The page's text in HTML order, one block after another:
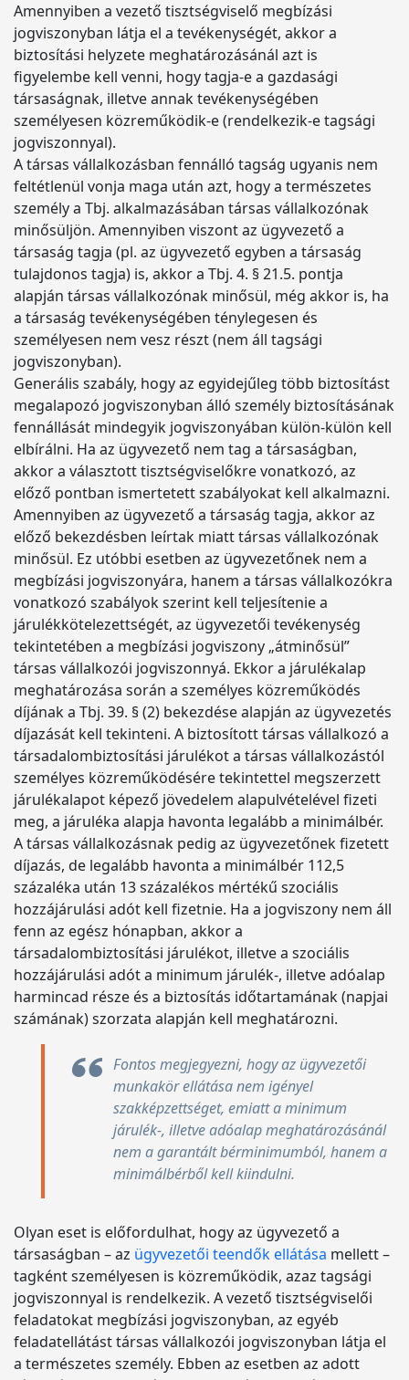
Amennyiben a vezető tisztségviselő megbízási
jogviszonyban látja el a tevékenységét, akkor a
biztosítási helyzete meghatározásánál azt is
figyelembe kell venni, hogy tagja-e a gazdasági
társaságnak, illetve annak tevékenységében
személyesen közreműködik-e (rendelkezik-e tagsági
jogviszonnyal).
A társas vállalkozásban fennálló tagság ugyanis nem
feltétlenül vonja maga után azt, hogy a természetes
személy a Tbj. alkalmazásában társas vállalkozónak
minősüljön. Amennyiben viszont az ügyvezető a
társaság tagja (pl. az ügyvezető egyben a társaság
tulajdonos tagja) is, akkor a Tbj. 4. § 21.5. pontja
alapján társas vállalkozónak minősül, még akkor is, ha
a társaság tevékenységében ténylegesen és
személyesen nem vesz részt (nem áll tagsági
jogviszonyban).
Generális szabály, hogy az egyidejűleg több biztosítást
megalapozó jogviszonyban álló személy biztosításának
fennállását mindegyik jogviszonyában külön-külön kell
elbírálni. Ha az ügyvezető nem tag a társaságban,
akkor a választott tisztségviselőkre vonatkozó, az
előző pontban ismertetett szabályokat kell alkalmazni.
Amennyiben az ügyvezető a társaság tagja, akkor az
előző bekezdésben leírtak miatt társas vállalkozónak
minősül. Ez utóbbi esetben az ügyvezetőnek nem a
megbízási jogviszonyára, hanem a társas vállalkozókra
vonatkozó szabályok szerint kell teljesítenie a
járulékkötelezettségét, az ügyvezetői tevékenység
tekintetében a megbízási jogviszony „átminősül”
társas vállalkozói jogviszonnyá. Ekkor a járulékalap
meghatározása során a személyes közreműködés
díjának a Tbj. 39. § (2) bekezdése alapján az ügyvezetés
díjazását kell tekinteni. A biztosított társas vállalkozó a
társadalombiztosítási járulékot a társas vállalkozástól
személyes közreműködésére tekintettel megszerzett
járulékalapot képező jövedelem alapulvételével fizeti
meg, a járuléka alapja havonta legalább a minimálbér.
A társas vállalkozásnak pedig az ügyvezetőnek fizetett
díjazás, de legalább havonta a minimálbér 112,5
százaléka után 13 százalékos mértékű szociális
hozzájárulási adót kell fizetnie. Ha a jogviszony nem áll
fenn az egész hónapban, akkor a
társadalombiztosítási járulékot, illetve a szociális
hozzájárulási adót a minimum járulék-, illetve adóalap
harmincad része és a biztosítás időtartamának (napjai
számának) szorzata alapján kell meghatározni.
Fontos megjegyezni, hogy az ügyvezetői
munkakör ellátása nem igényel
szakképzettséget, emiatt a minimum
járulék-, illetve adóalap meghatározásánál
nem a garantált bérminimumból, hanem a
minimálbérből kell kiindulni.
Olyan eset is előfordulhat, hogy az ügyvezető a
társaságban – az ügyvezetői teendők ellátása mellett –
tagként személyesen is közreműködik, azaz tagsági
jogviszonnyal is rendelkezik. A vezető tisztségviselői
feladatokat megbízási jogviszonyban, az egyéb
feladatellátást társas vállalkozói jogviszonyban látja el
a természetes személy. Ebben az esetben az adott